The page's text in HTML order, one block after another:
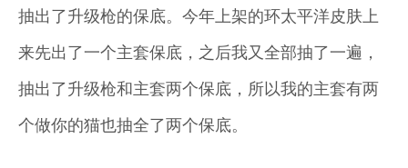
抽出了升级枪的保底。今年上架的环太平洋皮肤上
来先出了一个主套保底，之后我又全部抽了一遍，
抽出了升级枪和主套两个保底，所以我的主套有两
个做你的猫也抽全了两个保底。